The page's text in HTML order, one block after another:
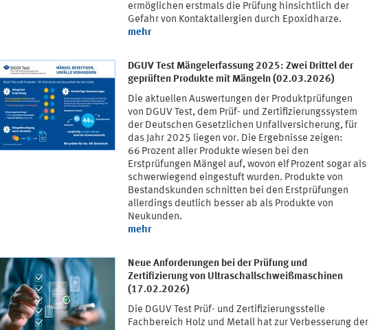
ermöglichen erstmals die Prüfung hinsichtlich der
Gefahr von Kontaktallergien durch Epoxidharze.
mehr
DGUV Test Mängelerfassung 2025: Zwei Drittel der
geprüften Produkte mit Mängeln (02.03.2026)
Die aktuellen Auswertungen der Produktprüfungen
von DGUV Test, dem Prüf- und Zertifizierungssystem
der Deutschen Gesetzlichen Unfallversicherung, für
das Jahr 2025 liegen vor. Die Ergebnisse zeigen:
66 Prozent aller Produkte wiesen bei den
Erstprüfungen Mängel auf, wovon elf Prozent sogar als
schwerwiegend eingestuft wurden. Produkte von
Bestandskunden schnitten bei den Erstprüfungen
allerdings deutlich besser ab als Produkte von
Neukunden.
mehr
Neue Anforderungen bei der Prüfung und
Zertifizierung von Ultraschallschweißmaschinen
(17.02.2026)
Die DGUV Test Prüf- und Zertifizierungsstelle
Fachbereich Holz und Metall hat zur Verbesserung der